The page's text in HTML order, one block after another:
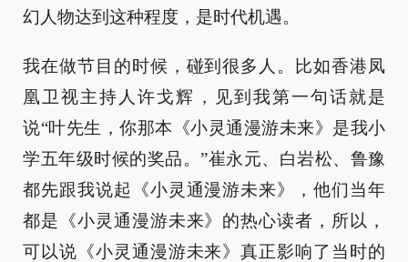
幻人物达到这种程度，是时代机遇。
我在做节目的时候，碰到很多人。比如香港凤
凰卫视主持人许戈辉，见到我第一句话就是
说“叶先生，你那本《小灵通漫游未来》是我小
学五年级时候的奖品。”崔永元、白岩松、鲁豫
都先跟我说起《小灵通漫游未来》，他们当年
都是《小灵通漫游未来》的热心读者，所以，
可以说《小灵通漫游未来》真正影响了当时的